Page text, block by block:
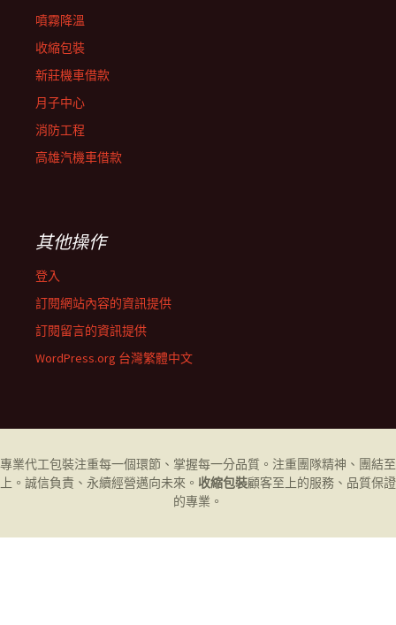
噴霧降溫
收縮包裝
新莊機車借款
月子中心
消防工程
高雄汽機車借款
其他操作
登入
訂閱網站內容的資訊提供
訂閱留言的資訊提供
WordPress.org 台灣繁體中文
專業代工包裝注重每一個環節、掌握每一分品質。注重團隊精神、團結至
上。誠信負責、永續經營邁向未來。 收縮包裝顧客至上的服務、品質保證
的專業。